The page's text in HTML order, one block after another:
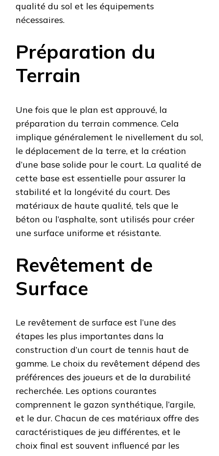
qualité du sol et les équipements
nécessaires.
Préparation du
Terrain
Une fois que le plan est approuvé, la
préparation du terrain commence. Cela
implique généralement le nivellement du sol,
le déplacement de la terre, et la création
d’une base solide pour le court. La qualité de
cette base est essentielle pour assurer la
stabilité et la longévité du court. Des
matériaux de haute qualité, tels que le
béton ou l’asphalte, sont utilisés pour créer
une surface uniforme et résistante.
Revêtement de
Surface
Le revêtement de surface est l’une des
étapes les plus importantes dans la
construction d’un court de tennis haut de
gamme. Le choix du revêtement dépend des
préférences des joueurs et de la durabilité
recherchée. Les options courantes
comprennent le gazon synthétique, l’argile,
et le dur. Chacun de ces matériaux offre des
caractéristiques de jeu différentes, et le
choix final est souvent influencé par les